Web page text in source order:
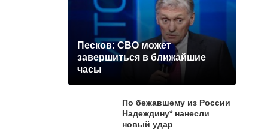
Песков: СВО может
завершиться в ближайшие
часы
По бежавшему из России
Надеждину* нанесли
новый удар